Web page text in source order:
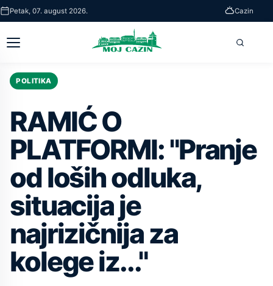
Skip
to
main
Petak, 07. august 2026. Cazin
Otvori
meni
POLITIKA
RAMIĆ O
PLATFORMI: "Pranje
od loših odluka,
situacija je
najrizičnija za
kolege iz..."